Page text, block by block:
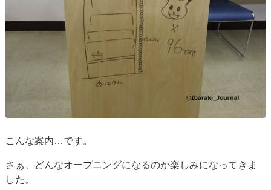
こんな案内…です。
さぁ、どんなオープニングになるのか楽しみになってきま
した。